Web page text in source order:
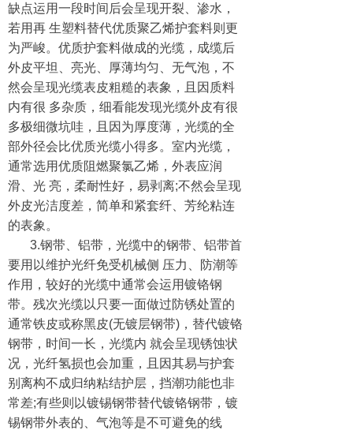
缺点运用一段时间后会呈现开裂、渗水，
若用再 生塑料替代优质聚乙烯护套料则更
为严峻。优质护套料做成的光缆，成缆后
外皮平坦、亮光、厚薄均匀、无气泡，不
然会呈现光缆表皮粗糙的表象，且因质料
内有很 多杂质，细看能发现光缆外皮有很
多极细微坑哇，且因为厚度薄，光缆的全
部外径会比优质光缆小得多。室内光缆，
通常选用优质阻燃聚氯乙烯，外表应润
滑、光 亮，柔耐性好，易剥离;不然会呈现
外皮光洁度差，简单和紧套纤、芳纶粘连
的表象。
3.钢带、铝带，光缆中的钢带、铝带首
要用以维护光纤免受机械侧 压力、防潮等
作用，较好的光缆中通常会运用镀铬钢
带。残次光缆以只要一面做过防锈处置的
通常铁皮或称黑皮(无镀层钢带)，替代镀铬
钢带，时间一长，光缆内 就会呈现锈蚀状
况，光纤氢损也会加重，且因其易与护套
别离构不成归纳粘结护层，挡潮功能也非
常差;有些则以镀锡钢带替代镀铬钢带，镀
锡钢带外表的、气泡等是不可避免的线